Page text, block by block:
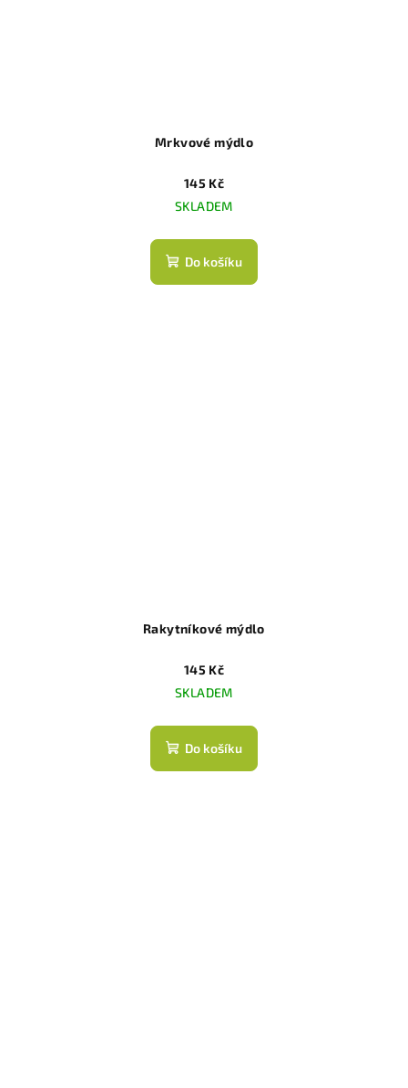
Mrkvové mýdlo
145 Kč
SKLADEM
Do košíku
Rakytníkové mýdlo
145 Kč
SKLADEM
Do košíku